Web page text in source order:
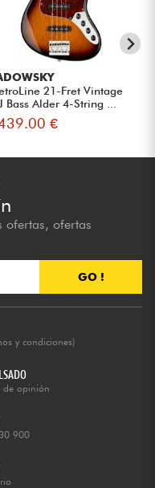
21-Fret Vintage
Bass Alder 4-String ...
€
ofertas, ofertas
GO !
y condiciones)
de opinión
900